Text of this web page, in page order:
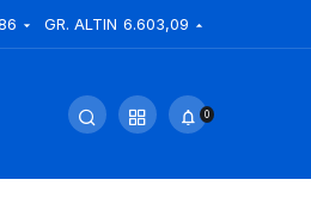
GR. ALTIN 6.603,09
0